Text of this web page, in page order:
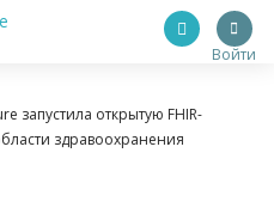
Войти
запустила открытую FHIR-
здравоохранения